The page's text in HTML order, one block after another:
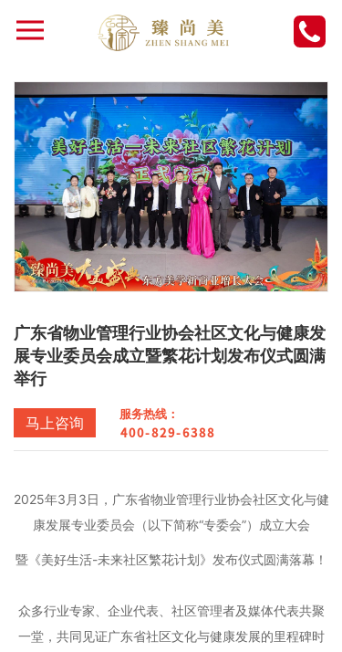
广东省物业管理行业协会社区文化与健康发
展专业委员会成立暨繁花计划发布仪式圆满
举行
马上咨询 服务热线：
400-829-6388
2025年3月3日，广东省物业管理行业协会社区文化与健
康发展专业委员会（以下简称“专委会”）成立大会
暨《美好生活-未来社区繁花计划》发布仪式圆满落幕！
众多行业专家、企业代表、社区管理者及媒体代表共聚
一堂，共同见证广东省社区文化与健康发展的里程碑时